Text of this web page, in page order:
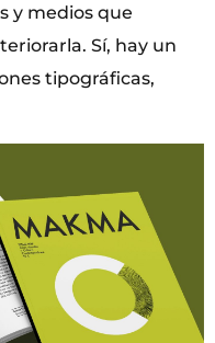
y medios que
Sí, hay un
tipográficas,